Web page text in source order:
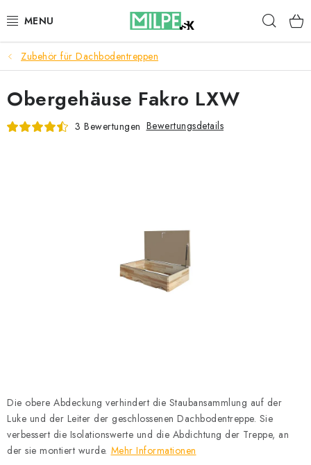
Inhalt
DACHFENSTER
DACHBODENTREPPE
HAUS UND GARTEN
Reklamationen und Rücksendungen
Zubehör für Dachbodentreppen
Die obere Abdeckung verhindert die Staubansammlung auf der
Luke und der Leiter der geschlossenen Dachbodentreppe. Sie
verbessert die Isolationswerte und die Abdichtung der Treppe, an
der sie montiert wurde. Mehr Informationen
Obergehäuse Fakro LXW
3 Bewertungen Bewertungsdetails